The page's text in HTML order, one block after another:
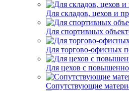
Для складов, цехов и
Для спортивных
Для торгово-офисных
Для цехов с
Сопутствующие